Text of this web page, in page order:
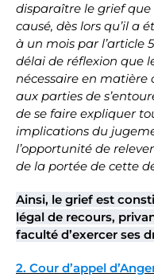
disparaître le grief que
causé, dès lors qu’il a
à un mois par l’article
délai de réflexion que
nécessaire en
aux parties de
de se faire expliquer
implications du
l’opportunité de
de la portée de cette
Ainsi, le grief est
légal de recours,
faculté d’exercer ses
2. Cour d’appel